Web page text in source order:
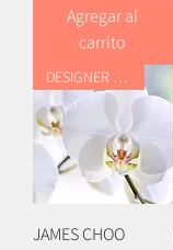
Agregar al
carrito
DESIGNER FRAGRANCE OIL
JAMES CHOO